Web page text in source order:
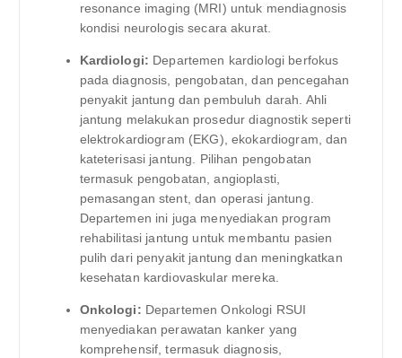
resonance imaging (MRI) untuk mendiagnosis
kondisi neurologis secara akurat.
Kardiologi: Departemen kardiologi berfokus
pada diagnosis, pengobatan, dan pencegahan
penyakit jantung dan pembuluh darah. Ahli
jantung melakukan prosedur diagnostik seperti
elektrokardiogram (EKG), ekokardiogram, dan
kateterisasi jantung. Pilihan pengobatan
termasuk pengobatan, angioplasti,
pemasangan stent, dan operasi jantung.
Departemen ini juga menyediakan program
rehabilitasi jantung untuk membantu pasien
pulih dari penyakit jantung dan meningkatkan
kesehatan kardiovaskular mereka.
Onkologi: Departemen Onkologi RSUI
menyediakan perawatan kanker yang
komprehensif, termasuk diagnosis,